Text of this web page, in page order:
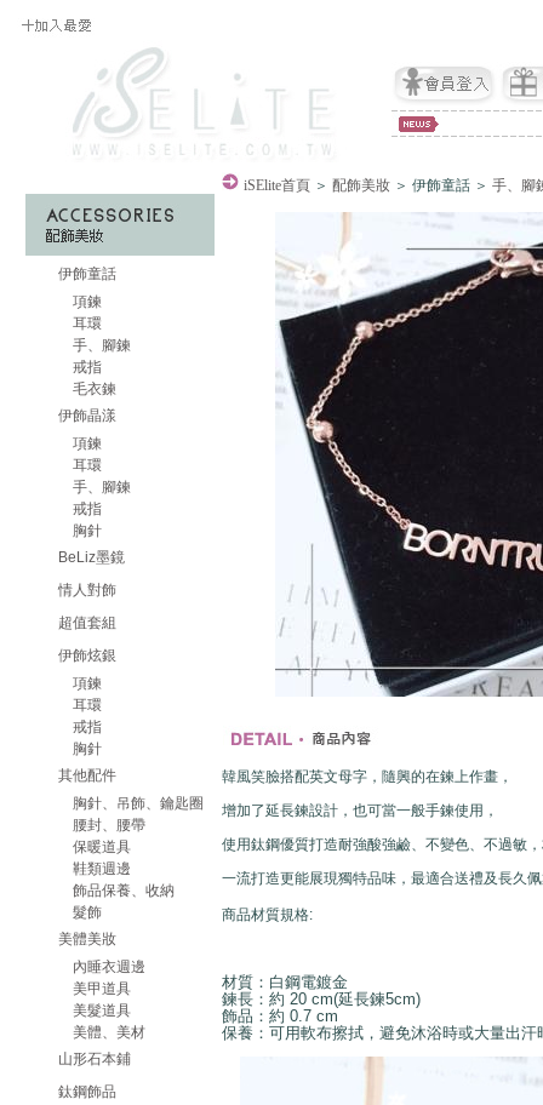
伊飾童話
項鍊
耳環
手、腳鍊
戒指
毛衣鍊
伊飾晶漾
項鍊
耳環
手、腳鍊
戒指
胸針
BeLiz墨鏡
情人對飾
超值套組
伊飾炫銀
項鍊
耳環
戒指
胸針
其他配件
胸針、吊飾、鑰匙圈
腰封、腰帶
保暖道具
鞋類週邊
飾品保養、收納
髮飾
美體美妝
內睡衣週邊
美甲道具
美髮道具
美體、美材
山形石本鋪
鈦鋼飾品
iSElite首頁 ＞ 配飾美妝 ＞ 伊飾童話 ＞ 手、腳
韓風笑臉搭配英文母字，隨興的在鍊上作畫，
增加了延長鍊設計，也可當一般手鍊使用，
使用鈦鋼優質打造耐強酸強鹼、不變色、不過敏
一流打造更能展現獨特品味，最適合送禮及長久
商品材質規格:
材質：白鋼電鍍金
鍊長：約 20 cm(延長鍊5cm)
飾品：約 0.7 cm
保養：可用軟布擦拭，避免沐浴時或大量出汗